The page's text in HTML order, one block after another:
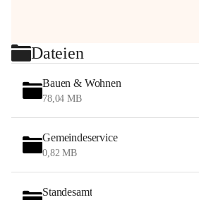
Dateien
Bauen & Wohnen
78,04 MB
Gemeindeservice
0,82 MB
Standesamt